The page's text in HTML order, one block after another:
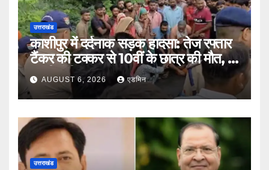
उत्तराखंड
काशीपुर में दर्दनाक सड़क हादसा: तेज रफ्तार
टैंकर की टक्कर से 10वीं के छात्र की मौत, दो
साथी गंभीर घायल
AUGUST 6, 2026 एडमिन
उत्तराखंड